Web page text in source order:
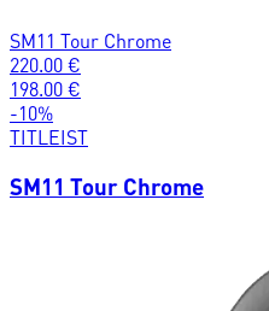
SM11 Tour Chrome
220.00 €
198.00 €
-10%
TITLEIST
SM11 Tour Chrome